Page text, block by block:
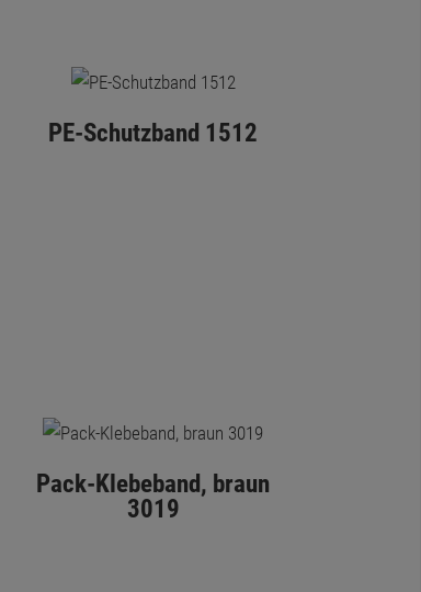
PE-Schutzband 1512
Pack-Klebeband, braun
3019